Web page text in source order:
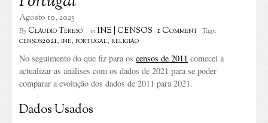
Agosto 10, 2023
By Cláudio Tereso inINE | CENSOS 1 Comment Tags:
censos2021,ine,portugal,religião
No seguimento do que fiz para oscensos de 2011 comecei a
actualizar as análises com os dados de 2021 para se poder
comparar a evolução dos dados de 2011 para 2021.
Dados Usados